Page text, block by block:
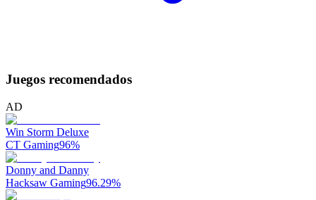
Juegos recomendados
AD
Win Storm Deluxe
CT Gaming96%
Donny and Danny
Hacksaw Gaming96.29%